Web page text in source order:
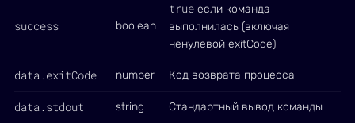
success boolean
true если команда
выполнилась (включая
ненулевой exitCode)
data.exitCode number Код возврата процесса
data.stdout string Стандартный вывод команды